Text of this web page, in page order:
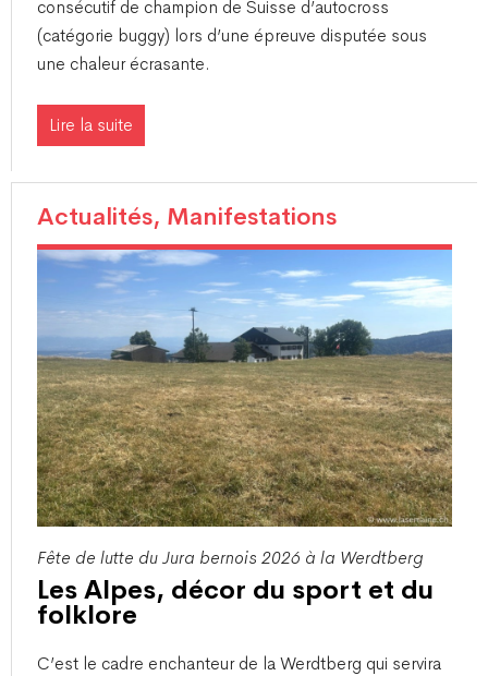
consécutif de champion de Suisse d’autocross
(catégorie buggy) lors d’une épreuve disputée sous
une chaleur écrasante.
Lire la suite
Actualités, Manifestations
Fête de lutte du Jura bernois 2026 à la Werdtberg
Les Alpes, décor du sport et du
folklore
​C’est le cadre enchanteur de la Werdtberg qui servira